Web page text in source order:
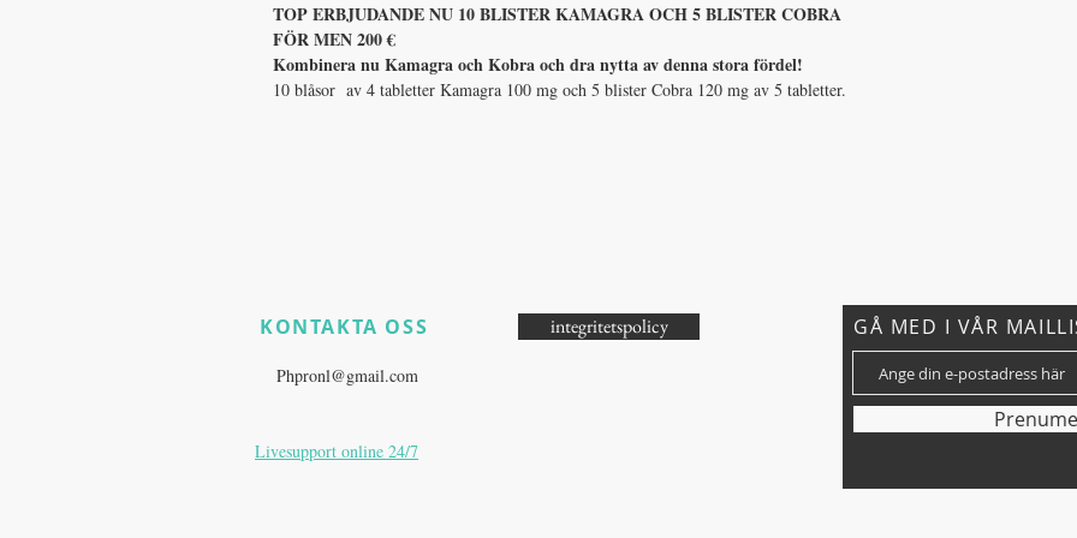
TOP ERBJUDANDE NU 10 BLISTER KAMAGRA OCH 5 BLISTER COBRA
FÖR MEN 200 €
Kombinera nu Kamagra och Kobra och dra nytta av denna stora fördel!
10 blåsor av 4 tabletter Kamagra 100 mg och 5 blister Cobra 120 mg av 5 tabletter.
KONTAKTA OSS
Phpronl@gmail.com
Livesupport online 24/7
GÅ MED I VÅR
integritetspolicy